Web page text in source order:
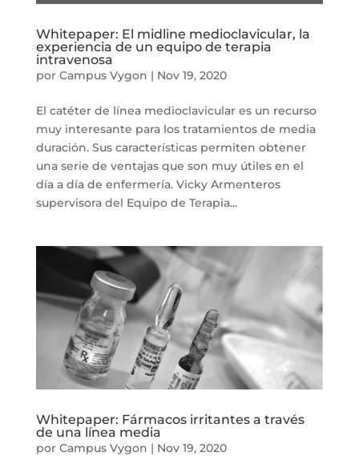
Whitepaper: El midline medioclavicular, la
experiencia de un equipo de terapia
intravenosa
por Campus Vygon | Nov 19, 2020
El catéter de línea medioclavicular es un recurso
muy interesante para los tratamientos de media
duración. Sus características permiten obtener
una serie de ventajas que son muy útiles en el
día a día de enfermería. Vicky Armenteros
supervisora del Equipo de Terapia...
Whitepaper: Fármacos irritantes a través
de una línea media
por Campus Vygon | Nov 19, 2020